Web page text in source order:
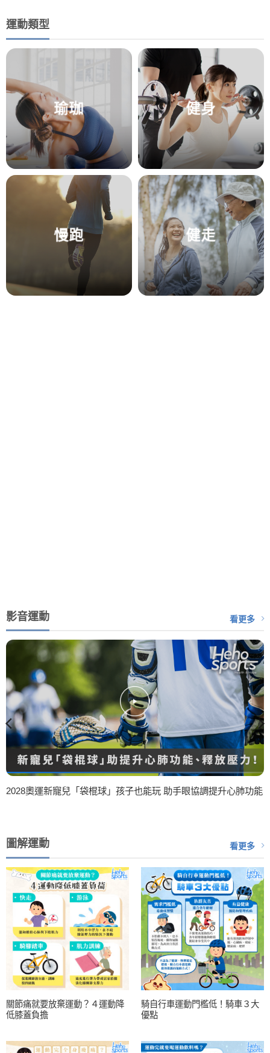
運動類型
瑜珈 健身
慢跑 健走
影音運動 看更多
2028奧運新寵兒「袋棍球」孩子也能玩 助手眼協調提升心肺功能
圖解運動 看更多
關節痛就要放棄運動？４運動降
低膝蓋負擔
騎自行車運動門檻低！騎車３大
優點